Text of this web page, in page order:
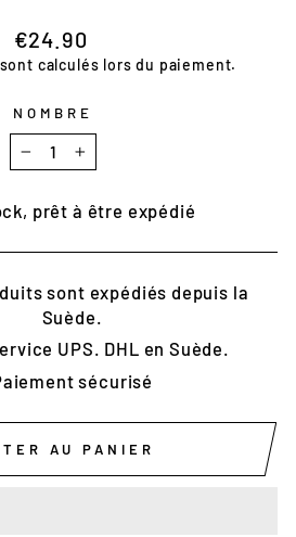
Prix
normal
€24.90
sont calculés lors du paiement.
NOMBRE
− +
prêt à être expédié
sont expédiés depuis la
Suède.
UPS. DHL en Suède.
sécurisé
AU PANIER